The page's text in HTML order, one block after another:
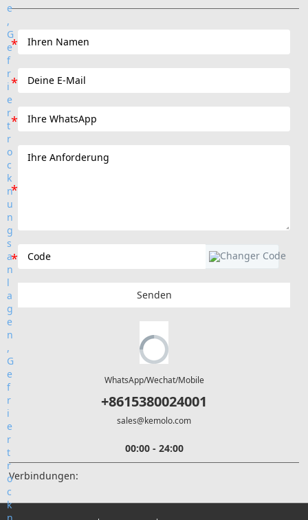
Senden
WhatsApp/Wechat/Mobile
+8615380024001
sales@kemolo.com
00:00 - 24:00
Verbindungen: